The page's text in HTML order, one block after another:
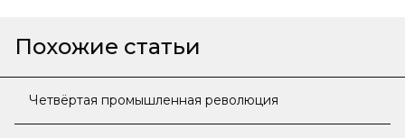
Похожие статьи
Четвёртая промышленная революция